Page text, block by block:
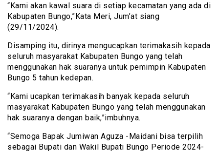
“Kami akan kawal suara di setiap kecamatan yang ada di
Kabupaten Bungo,”Kata Meri, Jum’at siang
(29/11/2024).
Disamping itu, dirinya mengucapkan terimakasih kepada
seluruh masyarakat Kabupaten Bungo yang telah
menggunakan hak suaranya untuk pemimpin Kabupaten
Bungo 5 tahun kedepan.
“Kami ucapkan terimakasih banyak kepada seluruh
masyarakat Kabupaten Bungo yang telah menggunakan
hak suaranya dengan baik,”imbuhnya.
“Semoga Bapak Jumiwan Aguza -Maidani bisa terpilih
sebagai Bupati dan Wakil Bupati Bungo Periode 2024-